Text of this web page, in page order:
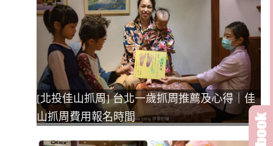
[北投佳山抓周] 台北一歲抓周推薦及心得｜佳
山抓周費用報名時間